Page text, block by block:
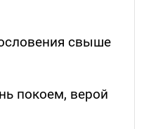
свыше
покоем, верой